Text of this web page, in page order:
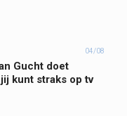
04/08
Gucht doet
kunt straks op tv